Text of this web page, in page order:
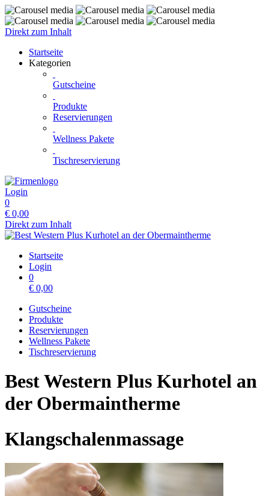
Direkt zum Inhalt
Startseite
Kategorien
Gutscheine
Produkte
Reservierungen
Wellness Pakete
Tischreservierung
Login
0
€ 0,00
Direkt zum Inhalt
Startseite
Login
0
€ 0,00
Gutscheine
Produkte
Reservierungen
Wellness Pakete
Tischreservierung
Best Western Plus Kurhotel an
der Obermaintherme
Klangschalenmassage